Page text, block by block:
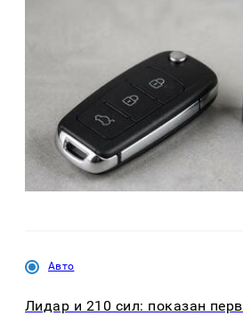
Авто
Лидар и 210 сил: показан